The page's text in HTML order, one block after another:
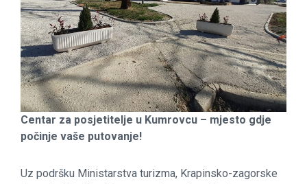
Centar za posjetitelje u Kumrovcu – mjesto gdje
počinje vaše putovanje!
Uz podršku Ministarstva turizma, Krapinsko-zagorske